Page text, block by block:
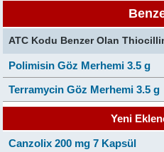
ATC Kodu Benzer Olan
Polimisin Göz Merhemi 3.5 g
Terramycin Göz Merhemi 3.5 g
Yeni
Canzolix 200 mg 7 Kapsül